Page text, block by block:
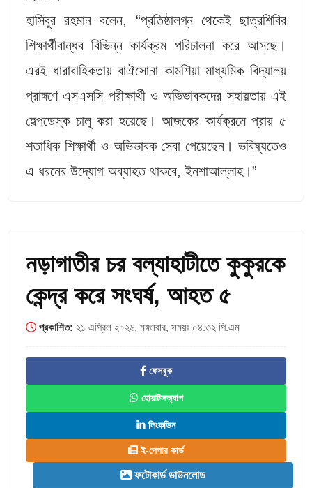
হাসিবুর রহমান বলেন, “প্রতিষ্ঠালগ্ন থেকেই ছাত্রশিবির
শিক্ষার্থীবান্ধব বিভিন্ন কার্যক্রম পরিচালনা করে আসছে।
এরই ধারাবাহিকতায় বাঐসোনা কামশিয়া মাধ্যমিক বিদ্যালয়
প্রাঙ্গণে এসএসসি পরীক্ষার্থী ও অভিভাবকদের সহায়তায় এই
হেল্পডেস্ক চালু করা হয়েছে। আজকের কার্যক্রমে প্রায় ৫
শতাধিক শিক্ষার্থী ও অভিভাবক সেবা পেয়েছেন। ভবিষ্যতেও
এ ধরনের উদ্যোগ অব্যাহত থাকবে, ইনশাআল্লাহ।”
নড়াগাতীর চর বল্যাহাটীতে কুকুরকে
কেন্দ্র করে সংঘর্ষ, আহত ৫
প্রকাশিত: ২১ এপ্রিল ২০২৬, মঙ্গলবার, সময়ঃ ০৪.৩২ পি.এম
ফেসবুক
হোয়াটসঅ্যাপ
লিংকডিন
ই-পেপার কার্ড
ফটোকার্ড ডাউনলোড